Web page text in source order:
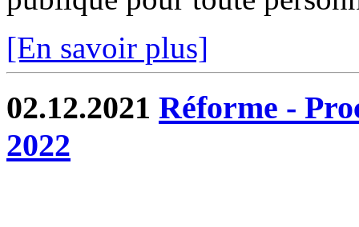
[En savoir plus]
02.12.2021 Réforme -
2022